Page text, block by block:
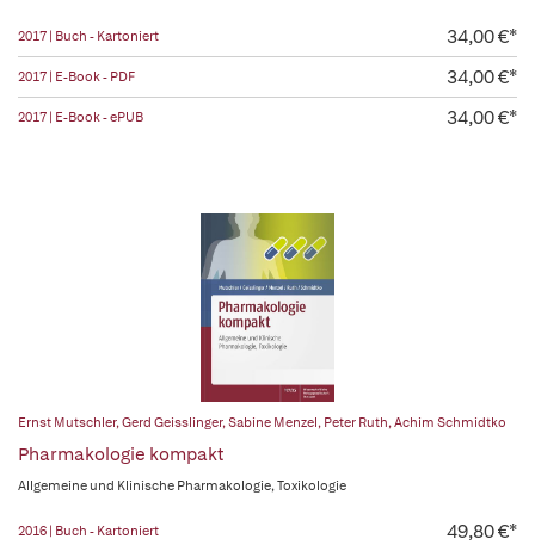
2017 | Buch - Kartoniert 34,00 €*
2017 | E-Book - PDF 34,00 €*
2017 | E-Book - ePUB 34,00 €*
Ernst Mutschler,Gerd Geisslinger,Sabine Menzel, Peter Ruth,Achim Schmidtko
Pharmakologie kompakt
Allgemeine und Klinische Pharmakologie, Toxikologie
2016 | Buch - Kartoniert 49,80 €*